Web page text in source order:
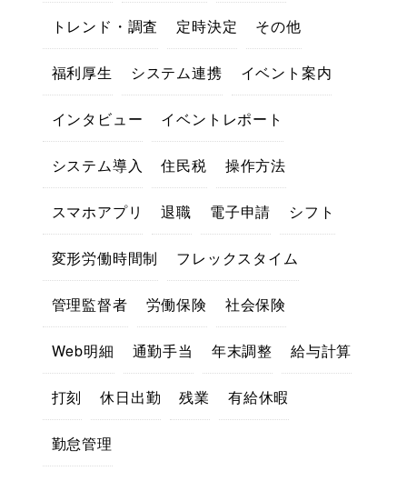
トレンド・調査 定時決定 その他
福利厚生 システム連携 イベント案内
インタビュー イベントレポート
システム導入 住民税 操作方法
スマホアプリ 退職 電子申請 シフト
変形労働時間制 フレックスタイム
管理監督者 労働保険 社会保険
Web明細 通勤手当 年末調整 給与計算
打刻 休日出勤 残業 有給休暇
勤怠管理